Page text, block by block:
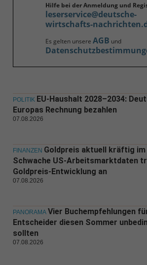
Hilfe bei der Anmeldung und
leserservice@deutsche-
wirtschafts-
Es gelten unsere AGB und
POLITIK EU-Haushalt 2028–2034:
Europas Rechnung bezahlen
07.08.2026
FINANZEN Goldpreis aktuell kräftig im
Schwache US-Arbeitsmarktdaten
Goldpreis-Entwicklung an
07.08.2026
PANORAMA Vier Buchempfehlungen
Entscheider diesen Sommer
sollten
07.08.2026